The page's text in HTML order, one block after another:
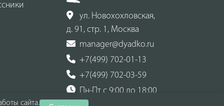
сайта.
ул. Новохохловская,
д. 91, стр. 1, Москва
manager@dyadko.ru
+7(499) 702-01-13
+7(499) 702-03-59
Пн-Пт с 9:00 до 18:00